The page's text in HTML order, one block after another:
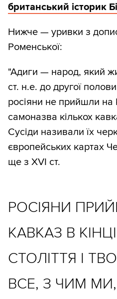
британський історик
Нижче — уривки з
Роменської:
"Адиги — народ, який
ст. н.е. до другої
росіяни не прийшли
самоназва кількох
Сусіди називали їх
європейських картах
ще з ХVІ ст.
РОСІЯНИ
КАВКАЗ В КІНЦІ
СТОЛІТТЯ І
ВСЕ, З ЧИМ